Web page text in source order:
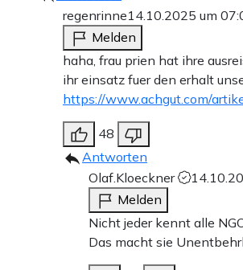
regenrinne14.10.2025 um
Melden
haha, frau prien hat ihre
ihr einsatz fuer den erhalt
https://www.achgut.com/
48
Antworten
Olaf.Kloeckner
Melden
Nicht jeder kennt alle
Das macht sie